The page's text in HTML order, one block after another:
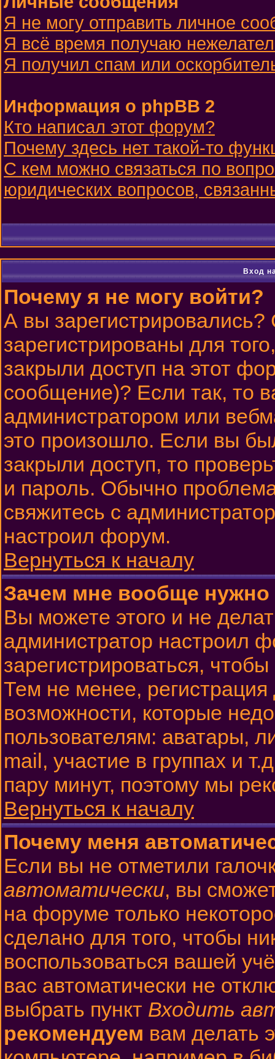
Я не могу отправить личное
Я всё время получаю
Я получил спам или
Информация о phpBB 2
Кто написал этот форум?
Почему здесь нет такой-то
С кем можно связаться по
юридических вопросов,
Вход
Почему я не могу войти?
А вы
зарегистрированы для
закрыли доступ на этот
сообщение)? Если так, то
администратором или
это произошло. Если вы
закрыли доступ, то
и пароль. Обычно
свяжитесь с
настроил форум.
Вернуться к началу
Зачем мне вообще нужно
Вы можете этого и не
администратор настроил
зарегистрироваться,
Тем не менее,
возможности, которые
пользователям: аватары,
mail, участие в группах и
пару минут, поэтому мы
Вернуться к началу
Почему меня
Если вы не отметили
автоматически, вы
на форуме только
сделано для того, чтобы
воспользоваться вашей
вас автоматически не
выбрать пункт Входить
рекомендуем вам делать